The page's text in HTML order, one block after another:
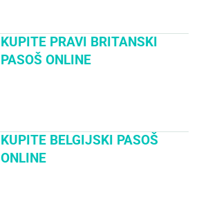
KUPITE PRAVI BRITANSKI
PASOŠ ONLINE
KUPITE BELGIJSKI PASOŠ
ONLINE